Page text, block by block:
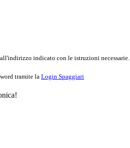
indicato con le istruzioni necessarie.
tramite la Login Spaggiari